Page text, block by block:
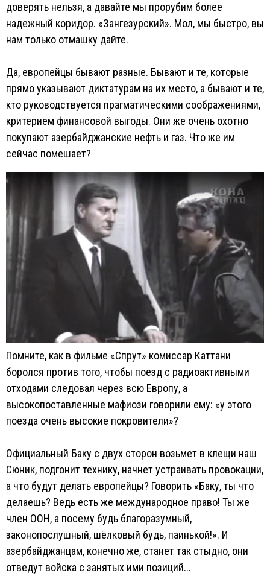
доверять нельзя, а давайте мы прорубим более
надежный коридор. «Зангезурский». Мол, мы быстро, вы
нам только отмашку дайте.
Да, европейцы бывают разные. Бывают и те, которые
прямо указывают диктатурам на их место, а бывают и те,
кто руководствуется прагматическими соображениями,
критерием финансовой выгоды. Они же очень охотно
покупают азербайджанские нефть и газ. Что же им
сейчас помешает?
Помните, как в фильме «Спрут» комиссар Каттани
боролся против того, чтобы поезд с радиоактивными
отходами следовал через всю Европу, а
высокопоставленные мафиози говорили ему: «у этого
поезда очень высокие покровители»?
Официальный Баку с двух сторон возьмет в клещи наш
Сюник, подгонит технику, начнет устраивать провокации,
а что будут делать европейцы? Говорить «Баку, ты что
делаешь? Ведь есть же международное право! Ты же
член ООН, а посему будь благоразумный,
законопослушный, шёлковый будь, паинькой!». И
азербайджанцам, конечно же, станет так стыдно, они
отведут войска с занятых ими позиций...